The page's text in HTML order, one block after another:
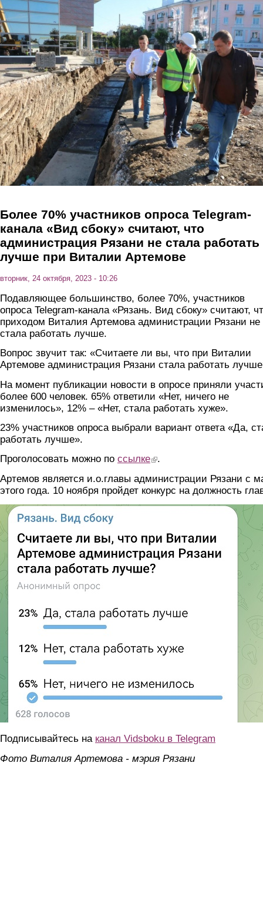
Перейти к основному содержанию
Более 70% участников опроса Telegram-
канала «Вид сбоку» считают, что
администрация Рязани не стала работать
лучше при Виталии Артемове
вторник, 24 октября, 2023 - 10:26
Подавляющее большинство, более 70%, участников
опроса Telegram-канала «Рязань. Вид сбоку» считают,
приходом Виталия Артемова администрации Рязани не
стала работать лучше.
Вопрос звучит так: «Считаете ли вы, что при Виталии
Артемове администрация Рязани стала работать
На момент публикации новости в опросе приняли
более 600 человек. 65% ответили «Нет, ничего не
изменилось», 12% – «Нет, стала работать хуже».
23% участников опроса выбрали вариант ответа «Да,
работать лучше».
Проголосовать можно по ссылке(link is external)
.
Артемов является и.о.главы администрации Рязани с
этого года. 10 ноября пройдет конкурс на должность
opros.jpg
Подписывайтесь на канал Vidsboku в Telegram
Фото Виталия Артемова - мэрия Рязани